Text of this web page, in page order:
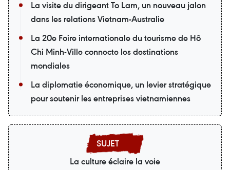
La visite du dirigeant To Lam, un nouveau jalon
dans les relations Vietnam-Australie
La 20e Foire internationale du tourisme de Hô
Chi Minh-Ville connecte les destinations
mondiales
La diplomatie économique, un levier stratégique
pour soutenir les entreprises vietnamiennes
La culture éclaire la voie